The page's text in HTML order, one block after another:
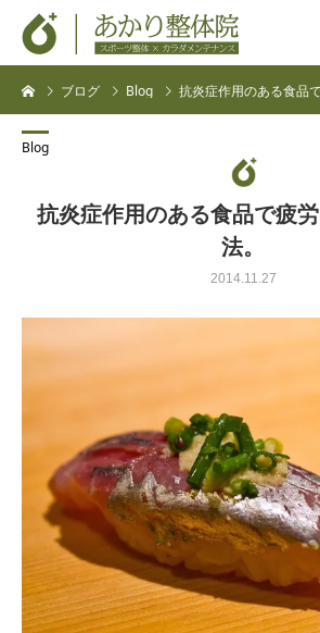
ブログ Blog 抗炎症作用のある食品
Blog
抗炎症作用のある食品で疲
法。
2014.11.27